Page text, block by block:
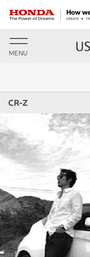
MENU
CR-Z